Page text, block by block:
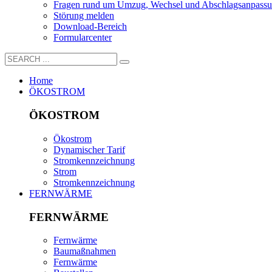
Fragen rund um Umzug, Wechsel und
Störung melden
Download-Bereich
Formularcenter
Home
ÖKOSTROM
ÖKOSTROM
Ökostrom
Dynamischer Tarif
Stromkennzeichnung
Strom
Stromkennzeichnung
FERNWÄRME
FERNWÄRME
Fernwärme
Baumaßnahmen
Fernwärme